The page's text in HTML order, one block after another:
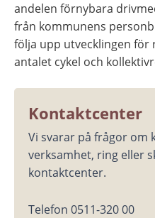
andelen förnybara
från kommunens
följa upp utvecklingen för
antalet cykel och
Kontaktcenter
Vi svarar på frågor om
verksamhet, ring eller
kontaktcenter.
Telefon 0511-320 00